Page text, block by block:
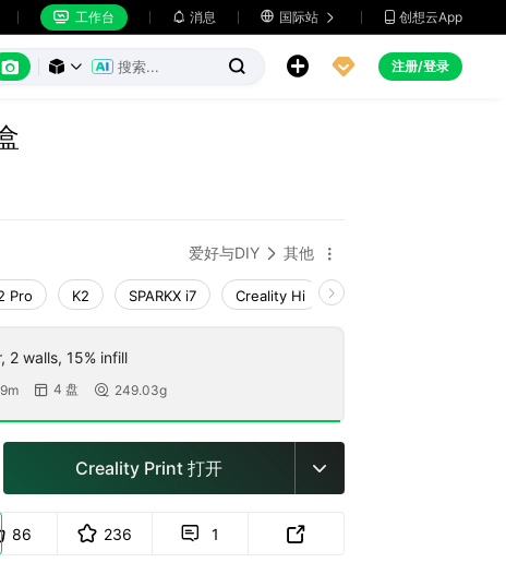
 工作台  消息  国际站   创想云App
      注册/登录
爱好与DIY  其他 
Pro K2 SPARKX i7 Creality Hi
2 walls, 15% infill
 4 盘  249.03g
Creality Print 打开 
86 236  1 